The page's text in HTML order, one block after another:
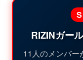
RIZINガー
11人のメンバー